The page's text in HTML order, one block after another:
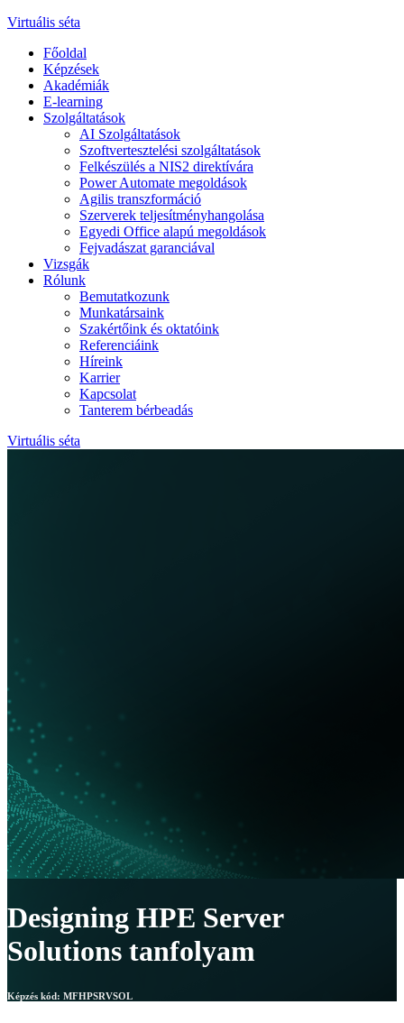
Virtuális séta
Főoldal
Képzések
Akadémiák
E-learning
Szolgáltatások
AI Szolgáltatások
Szoftvertesztelési szolgáltatások
Felkészülés a NIS2 direktívára
Power Automate megoldások
Agilis transzformáció
Szerverek teljesítményhangolása
Egyedi Office alapú megoldások
Fejvadászat garanciával
Vizsgák
Rólunk
Bemutatkozunk
Munkatársaink
Szakértőink és oktatóink
Referenciáink
Híreink
Karrier
Kapcsolat
Tanterem bérbeadás
Virtuális séta
Designing HPE Server
Solutions tanfolyam
Képzés kód: MFHPSRVSOL